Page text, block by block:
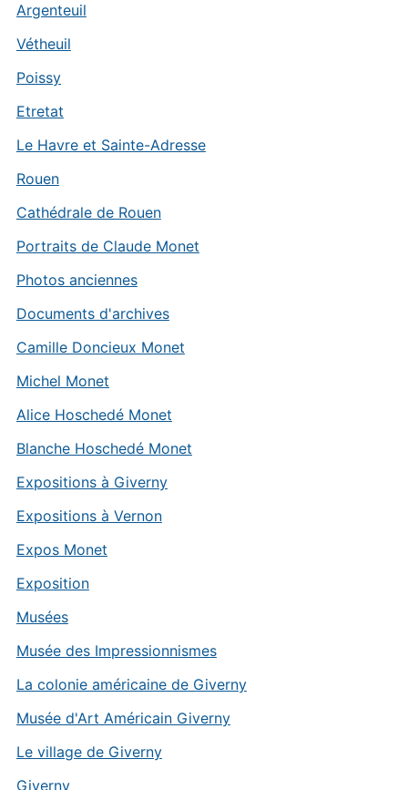
Argenteuil
Vétheuil
Poissy
Etretat
Le Havre et Sainte-Adresse
Rouen
Cathédrale de Rouen
Portraits de Claude Monet
Photos anciennes
Documents d'archives
Camille Doncieux Monet
Michel Monet
Alice Hoschedé Monet
Blanche Hoschedé Monet
Expositions à Giverny
Expositions à Vernon
Expos Monet
Exposition
Musées
Musée des Impressionnismes
La colonie américaine de Giverny
Musée d'Art Américain Giverny
Le village de Giverny
Giverny